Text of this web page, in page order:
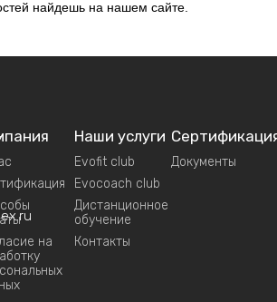
найдешь на нашем сайте.
на
Наши услуги
Evofit club
Evocoach club
Дистанционное
обучение
Контакты
Документы